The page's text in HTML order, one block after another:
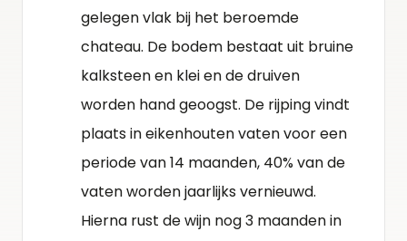
gelegen vlak bij het beroemde
chateau. De bodem bestaat uit bruine
kalksteen en klei en de druiven
worden hand geoogst. De rijping vindt
plaats in eikenhouten vaten voor een
periode van 14 maanden, 40% van de
vaten worden jaarlijks vernieuwd.
Hierna rust de wijn nog 3 maanden in